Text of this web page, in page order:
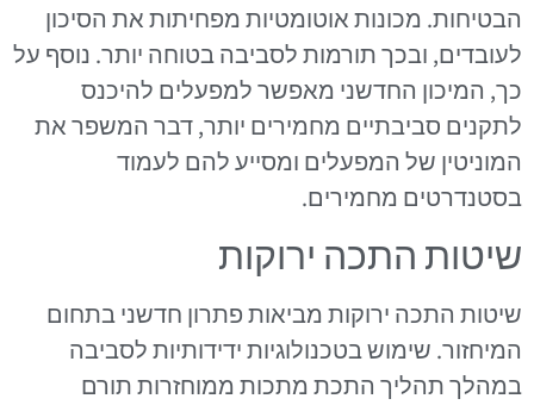
הבטיחות. מכונות אוטומטיות מפחיתות את הסיכון
לעובדים, ובכך תורמות לסביבה בטוחה יותר. נוסף על
כך, המיכון החדשני מאפשר למפעלים להיכנס
לתקנים סביבתיים מחמירים יותר, דבר המשפר את
המוניטין של המפעלים ומסייע להם לעמוד
בסטנדרטים מחמירים.
שיטות התכה ירוקות
שיטות התכה ירוקות מביאות פתרון חדשני בתחום
המיחזור. שימוש בטכנולוגיות ידידותיות לסביבה
במהלך תהליך התכת מתכות ממוחזרות תורם